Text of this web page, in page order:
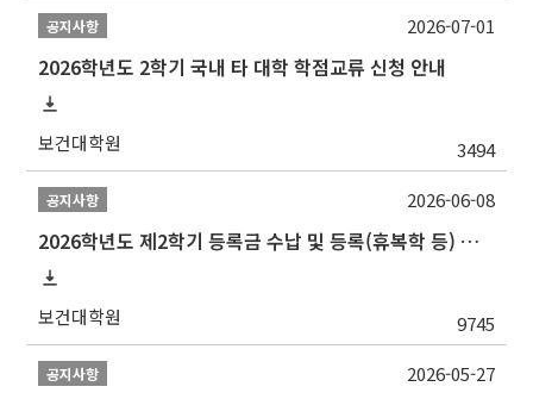
공지사항
2026학년도 2학기 국내 타 대학 학점교류 신청 안내
보건대학원 3494
2026-07-01
공지사항
2026학년도 제2학기 등록금 수납 및 등록(휴복학 등) 일정 안내
보건대학원 9745
2026-06-08
공지사항 2026-05-27